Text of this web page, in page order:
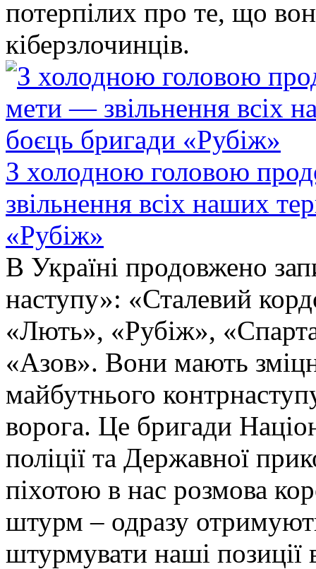
потерпілих про те, що
кіберзлочинців.
З холодною головою
звільнення всіх наших
«Рубіж»
В Україні продовжено
наступу»: «Сталевий
«Лють», «Рубіж»,
«Азов». Вони мають
майбутнього
ворога. Це бригади
поліції та Державної
піхотою в нас розмова
штурм – одразу
штурмувати наші позиції